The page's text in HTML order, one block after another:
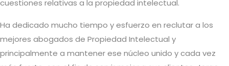
cuestiones relativas a la propiedad intelectual.
Ha dedicado mucho tiempo y esfuerzo en reclutar a los
mejores abogados de Propiedad Intelectual y
principalmente a mantener ese núcleo unido y cada vez